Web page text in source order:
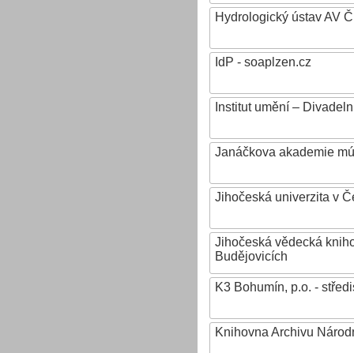
Hydrologický ústav AV
IdP - soaplzen.cz
Institut umění –
Janáčkova akademie
Jihočeská univerzita v
Jihočeská vědecká
Budějovicích
K3 Bohumín, p.o. -
Knihovna Archivu